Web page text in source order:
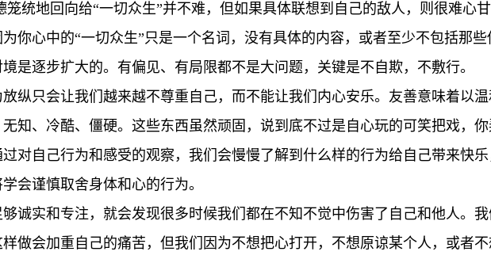
统地回向给“一切众生”并不难，但如果具体联想到自己的敌人，则很难心
你心中的“一切众生”只是一个名词，没有具体的内容，或者至少不包括那
是逐步扩大的。有偏见、有局限都不是大问题，关键是不自欺，不敷行。
纵只会让我们越来越不尊重自己，而不能让我们内心安乐。友善意味着以
知、冷酷、僵硬。这些东西虽然顽固，说到底不过是自心玩的可笑把戏，
对自己行为和感受的观察，我们会慢慢了解到什么样的行为给自己带来快
会谨慎取舍身体和心的行为。
诚实和专注，就会发现很多时候我们都在不知不觉中伤害了自己和他人。
做会加重自己的痛苦，但我们因为不想把心打开，不想原谅某个人，或者不